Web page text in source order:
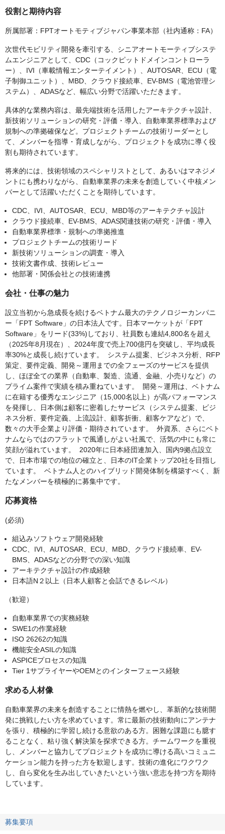
役割と期待内容
所属部署：FPTオートモティブジャパン事業本部（社内通称：FA）
次世代モビリティ開発を牽引する、シニアオートモーティブシステ
ムエンジニアとして、CDC（コックピットドメインコントローラ
ー）、IVI（車載情報エンターテイメント）、AUTOSAR、ECU（電
子制御ユニット）、MBD、クラウド接続車、EV-BMS（電池管理シ
ステム）、ADASなど、幅広い分野で活躍いただきます。
具体的な業務内容は、最先端技術を活用したアーキテクチャ設計、
新技術ソリューションの研究・評価・導入、自動車業界標準および
規制への準拠確保など。プロジェクトチームの技術リーダーとし
て、メンバーを指導・育成しながら、プロジェクトを成功に導く役
割も期待されています。
将来的には、技術領域のスペシャリストとして、あるいはマネジメ
ントにも携わりながら、自動車業界の未来を創造していく中核メン
バーとして活躍いただくことを期待しています。
CDC、IVI、AUTOSAR、ECU、MBD等のアーキテクチャ設計
クラウド接続車、EV-BMS、ADAS関連技術の研究・評価・導入
自動車業界標準・規制への準拠推進
プロジェクトチームの技術リード
新技術ソリューションの調査・導入
技術文書作成、技術レビュー
他部署・関係会社との技術連携
会社・仕事の魅力
設立当初から急成長を続けるベトナム最大のテクノロジーカンパニ
ー「FPT Software」の日本法人です。日本マーケットが「FPT
Software」をリード(33%)しており、社員数も連結4,800名を超え
（2025年8月現在）、2024年度で売上700億円を突破し、平均成長
率30%と成長し続けています。 システム提案、ビジネス分析、RFP
策定、要件定義、開発～運用までの全フェーズのサービスを提供
し、ほぼ全ての業界（自動車、製造、流通、金融、小売りなど）の
プライム案件で実績を積み重ねています。 開発～運用は、ベトナム
に在籍する優秀なエンジニア（15,000名以上）が高パフォーマンス
を発揮し、日本側は顧客に密着したサービス（システム提案、ビジ
ネス分析、要件定義、上流設計、顧客折衝、顧客ケアなど）で、
数々の大手企業より評価・期待されています。 外資系、さらにベト
ナムならではのフラットで風通しがよい社風で、活気の中にも常に
笑顔が溢れています。 2020年に日本経団連加入、国内9拠点設立
で、日本市場での地位の確立と、日本のIT企業トップ20社を目指し
ています。 ベトナム人とのハイブリッド開発体制を構築すべく、新
たなメンバーを積極的に募集中です。
応募資格
(必須)
組込みソフトウェア開発経験
CDC、IVI、AUTOSAR、ECU、MBD、クラウド接続車、EV-
BMS、ADASなどの分野での深い知識
アーキテクチャ設計の作成経験
日本語N２以上（日本人顧客と会話できるレベル）
（歓迎）
自動車業界での実務経験
SWE1の作業経験
ISO 26262の知識
機能安全ASILの知識
ASPICEプロセスの知識
Tier 1サプライヤーやOEMとのインターフェース経験
求める人材像
自動車業界の未来を創造することに情熱を燃やし、革新的な技術開
発に挑戦したい方を求めています。常に最新の技術動向にアンテナ
を張り、積極的に学習し続ける意欲のある方。困難な課題にも臆す
ることなく、粘り強く解決策を探求できる方。チームワークを重視
し、メンバーと協力してプロジェクトを成功に導ける高いコミュニ
ケーション能力を持った方を歓迎します。技術の進化にワクワク
し、自ら変化を生み出していきたいという強い意志を持つ方を期待
しています。
募集要項